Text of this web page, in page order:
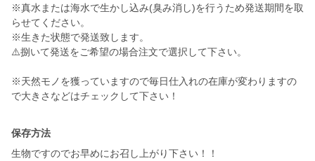
※真水または海水で生かし込み(臭み消し)を行うため発送期間を取
らせてください。
※生きた状態で発送致します。
⚠️捌いて発送をご希望の場合注文で選択して下さい。
※天然モノを獲っていますので毎日仕入れの在庫が変わりますの
で大きさなどはチェックして下さい！
保存方法
生物ですのでお早めにお召し上がり下さい！！